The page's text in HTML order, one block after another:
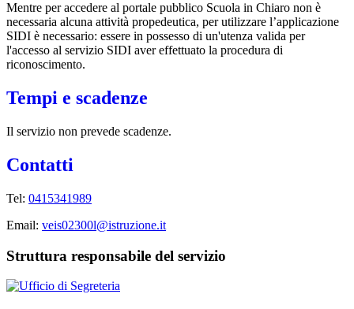
Mentre per accedere al portale pubblico Scuola in Chiaro non è
necessaria alcuna attività propedeutica, per utilizzare l’applicazione
SIDI è necessario: essere in possesso di un'utenza valida per
l'accesso al servizio SIDI aver effettuato la procedura di
riconoscimento.
Tempi e scadenze
Il servizio non prevede scadenze.
Contatti
Tel: 0415341989
Email: veis02300l@istruzione.it
Struttura responsabile del servizio